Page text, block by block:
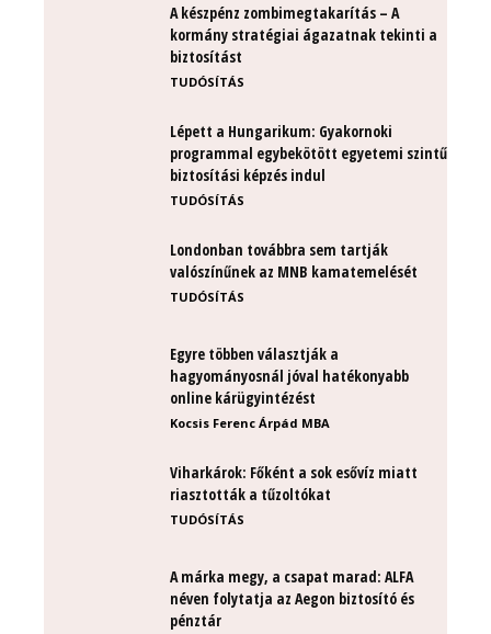
A készpénz zombimegtakarítás – A
kormány stratégiai ágazatnak tekinti a
biztosítást
TUDÓSÍTÁS
Lépett a Hungarikum: Gyakornoki
programmal egybekötött egyetemi szintű
biztosítási képzés indul
TUDÓSÍTÁS
Londonban továbbra sem tartják
valószínűnek az MNB kamatemelését
TUDÓSÍTÁS
Egyre többen választják a
hagyományosnál jóval hatékonyabb
online kárügyintézést
Kocsis Ferenc Árpád MBA
Viharkárok: Főként a sok esővíz miatt
riasztották a tűzoltókat
TUDÓSÍTÁS
A márka megy, a csapat marad: ALFA
néven folytatja az Aegon biztosító és
pénztár